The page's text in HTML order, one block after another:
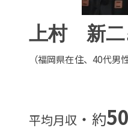
上村 新二
（福岡県在住、40代男性
平均月収 ・約